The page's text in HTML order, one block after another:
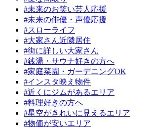
#未来のお笑い芸人応援
#未来の俳優・声優応援
#スローライフ
#大家さん近隣居住
#街に詳しい大家さん
#銭湯・サウナ好きの方へ
#家庭菜園・ガーデニングOK
#インスタ映え物件
#近くにジムがあるエリア
#料理好きの方へ
#星空がきれいに見えるエリア
#物価が安いエリア